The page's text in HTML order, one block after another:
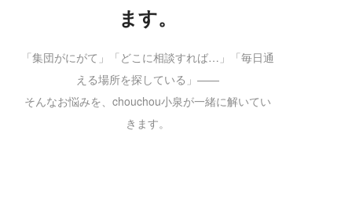
ます。
「集団がにがて」「どこに相談すれば…」「毎日通
える場所を探している」——
そんなお悩みを、chouchou小泉が一緒に解いてい
きます。